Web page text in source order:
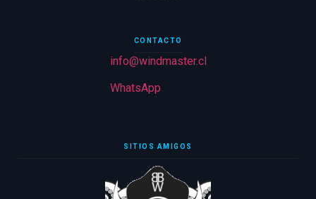
CONTACTO
info@windmaster.cl
WhatsApp
SITIOS AMIGOS